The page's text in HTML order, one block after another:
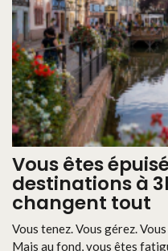
Vous êtes
destinations à
changent tout
Vous tenez. Vous gérez.
Mais au fond, vous êtes